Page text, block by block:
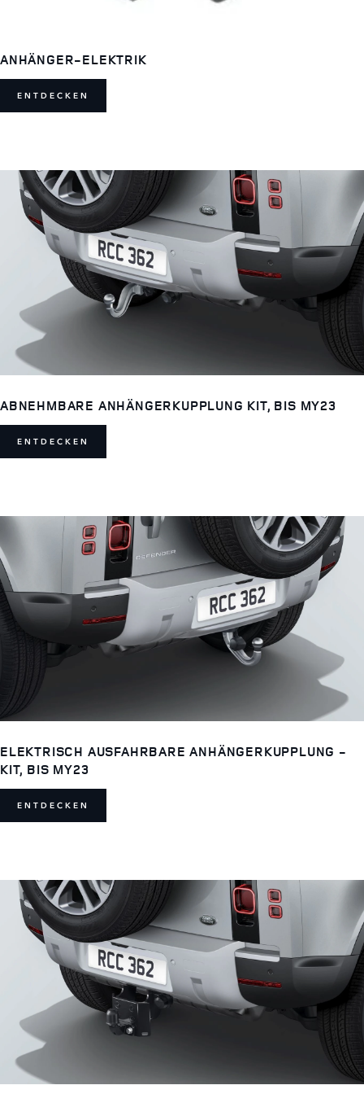
ANHÄNGER-ELEKTRIK
ENTDECKEN
ABNEHMBARE ANHÄNGERKUPPLUNG KIT, BIS MY23
ENTDECKEN
ELEKTRISCH AUSFAHRBARE ANHÄNGERKUPPLUNG -
KIT, BIS MY23
ENTDECKEN